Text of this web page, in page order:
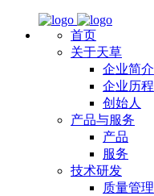
首页
关于天草
企业简介
企业历程
创始人
产品与服务
产品
服务
技术研发
质量管理